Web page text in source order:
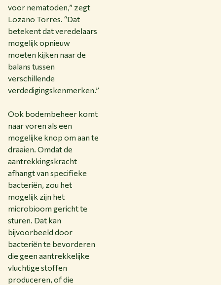
voor nematoden,” zegt
Lozano Torres. “Dat
betekent dat veredelaars
mogelijk opnieuw
moeten kijken naar de
balans tussen
verschillende
verdedigingskenmerken.”
Ook bodembeheer komt
naar voren als een
mogelijke knop om aan te
draaien. Omdat de
aantrekkingskracht
afhangt van specifieke
bacteriën, zou het
mogelijk zijn het
microbioom gericht te
sturen. Dat kan
bijvoorbeeld door
bacteriën te bevorderen
die geen aantrekkelijke
vluchtige stoffen
produceren, of die